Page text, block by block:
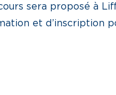
sera proposé à
et d’inscription